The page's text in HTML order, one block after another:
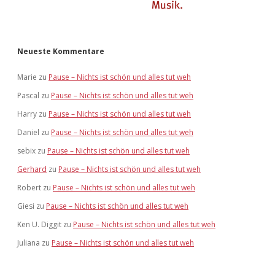
Neueste Kommentare
Marie zu Pause – Nichts ist schön und alles tut weh
Pascal zu Pause – Nichts ist schön und alles tut weh
Harry zu Pause – Nichts ist schön und alles tut weh
Daniel zu Pause – Nichts ist schön und alles tut weh
sebix zu Pause – Nichts ist schön und alles tut weh
Gerhard zu Pause – Nichts ist schön und alles tut weh
Robert zu Pause – Nichts ist schön und alles tut weh
Giesi zu Pause – Nichts ist schön und alles tut weh
Ken U. Diggit zu Pause – Nichts ist schön und alles tut weh
Juliana zu Pause – Nichts ist schön und alles tut weh